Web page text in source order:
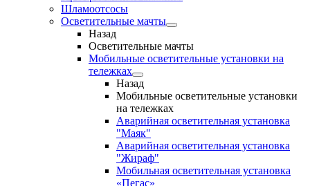
Шламоотсосы
Осветительные мачты
Назад
Осветительные мачты
Мобильные осветительные установки на
тележках
Назад
Мобильные осветительные установки
на тележках
Аварийная осветительная установка
"Маяк"
Аварийная осветительная установка
"Жираф"
Мобильная осветительная установка
«Пегас»